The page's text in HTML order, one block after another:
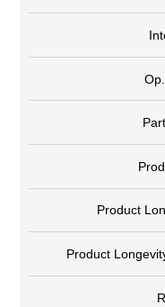
Product
Product